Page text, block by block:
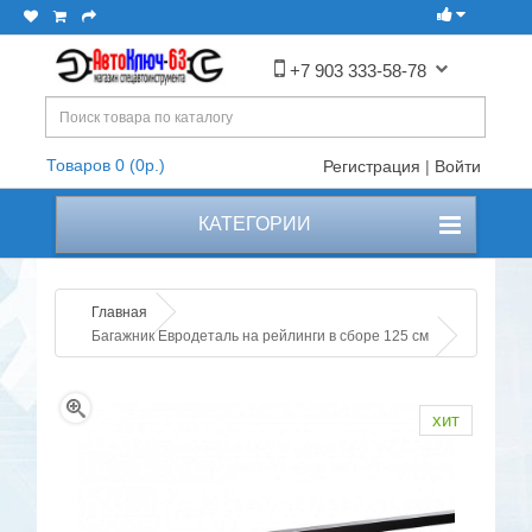
+7 903 333-58-78
Товаров 0 (0р.) Регистрация | Войти
КАТЕГОРИИ
Главная
Багажник Евродеталь на рейлинги в сборе 125 см
хит